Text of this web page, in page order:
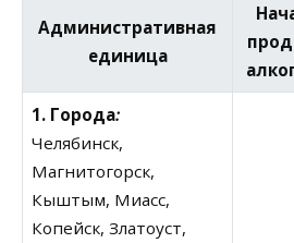
Административная
единица
1. Города:
Челябинск,
Магнитогорск,
Кыштым, Миасс,
Копейск, Златоуст,